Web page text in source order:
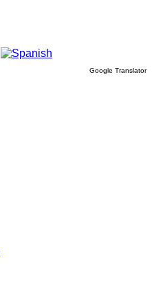
Google Translator